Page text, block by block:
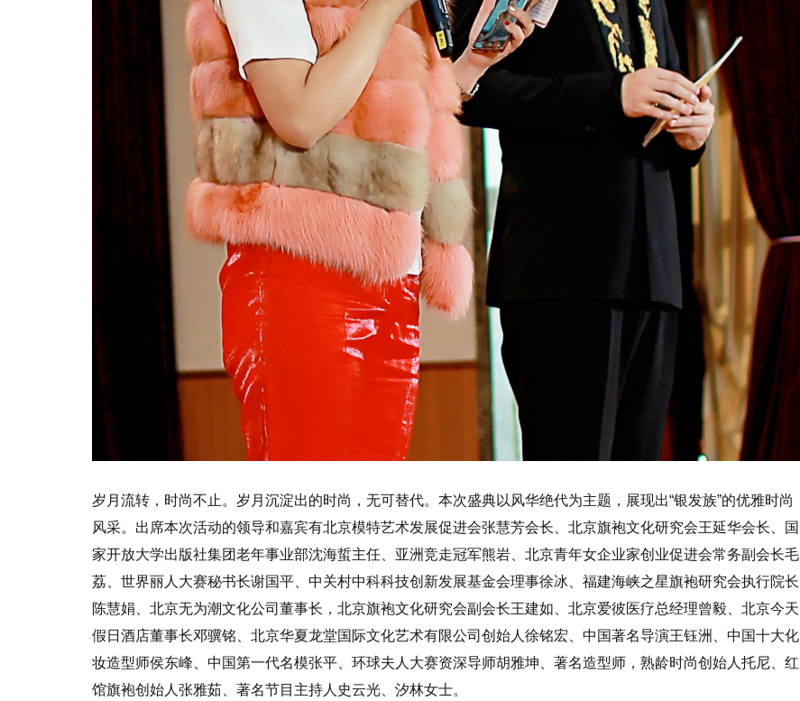
岁月流转，时尚不止。岁月沉淀出的时尚，无可替代。本次盛典以风华绝代为主题，展现出“银发族”的优雅时尚
风采。出席本次活动的领导和嘉宾有北京模特艺术发展促进会张慧芳会长、北京旗袍文化研究会王延华会长、国
家开放大学出版社集团老年事业部沈海蜇主任、亚洲竞走冠军熊岩、北京青年女企业家创业促进会常务副会长毛
荔、世界丽人大赛秘书长谢国平、中关村中科科技创新发展基金会理事徐冰、福建海峡之星旗袍研究会执行院长
陈慧娟、北京无为潮文化公司董事长，北京旗袍文化研究会副会长王建如、北京爱彼医疗总经理曾毅、北京今天
假日酒店董事长邓骥铭、北京华夏龙堂国际文化艺术有限公司创始人徐铭宏、中国著名导演王钰洲、中国十大化
妆造型师侯东峰、中国第一代名模张平、环球夫人大赛资深导师胡雅坤、著名造型师，熟龄时尚创始人托尼、红
馆旗袍创始人张雅茹、著名节目主持人史云光、汐林女士。